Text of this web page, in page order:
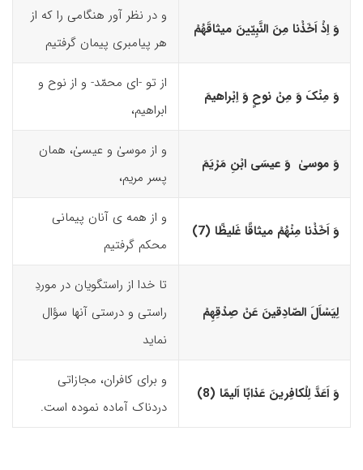
وَ اِذْ اَخَذْنا مِنَ النَّبِیّینَ میثاقَهُمْ
و در نظر آور هنگامی‌ را که از
هر پیامبری پیمان گرفتیم
وَ مِنْکَ وَ مِنْ نوحٍ وَ اِبْراهیمَ
از تو -ای محمّد- و از نوح و
ابراهیم،
وَ موسیٰ وَ عیسَى ابْنِ مَرْیَمَ
و از موسیٰ و عیسیٰ، همان
پسر مریم،
وَ اَخَذْنا مِنْهُمْ میثاقًا غَلیظًا (7)‏
و از همه­ ی آنان پیمانی
محکم گرفتیم
لِیَسْاَلَ الصّادِقینَ عَنْ صِدْقِهِمْ
تا خدا از راستگویان در موردِ
راستی و درستی آنها سؤال
نماید
وَ اَعَدَّ لِلْکافِرینَ عَذابًا اَلیمًا (8)‏
و برای کافران، مجازاتی
دردناک آماده نموده است.